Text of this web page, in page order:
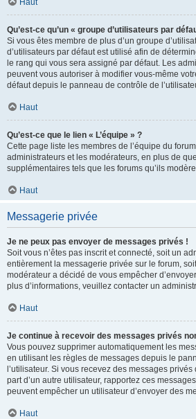
Haut
Qu’est-ce qu’un « groupe d’utilisateurs par
Si vous êtes membre de plus d’un groupe
d’utilisateurs par défaut est utilisé afin de
le rang qui vous sera assigné par défaut. Les
peuvent vous autoriser à modifier vous-même
défaut depuis le panneau de contrôle de
Haut
Qu’est-ce que le lien « L’équipe » ?
Cette page liste les membres de l’équipe du
administrateurs et les modérateurs, en plus de
supplémentaires tels que les forums qu’ils
Haut
Messagerie privée
Je ne peux pas envoyer de messages privés !
Soit vous n’êtes pas inscrit et connecté, soit un
entièrement la messagerie privée sur le forum,
modérateur a décidé de vous empêcher
plus d’informations, veuillez contacter un
Haut
Je continue à recevoir des messages privés
Vous pouvez supprimer automatiquement les
en utilisant les règles de messages depuis le
l’utilisateur. Si vous recevez des messages
part d’un autre utilisateur, rapportez ces
peuvent empêcher un utilisateur d’envoyer des
Haut